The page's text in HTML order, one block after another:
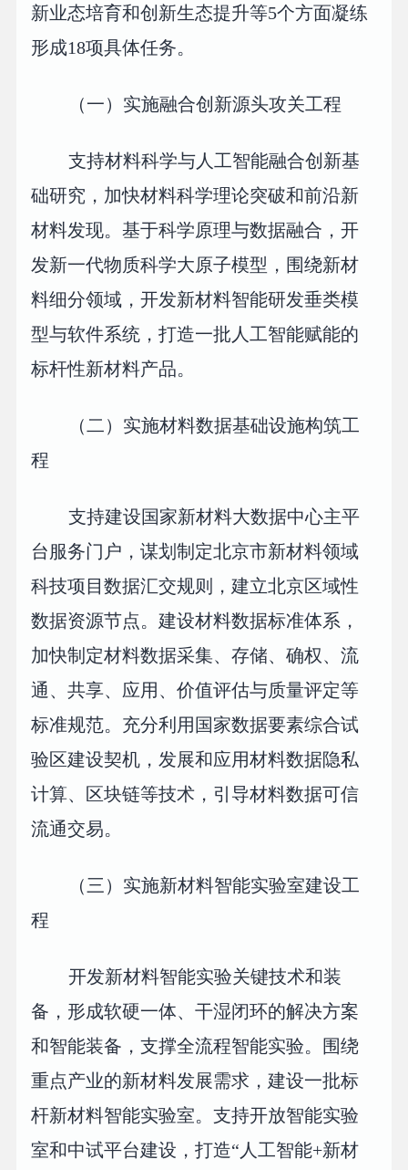
新业态培育和创新生态提升等5个方面凝练
形成18项具体任务。
（一）实施融合创新源头攻关工程
支持材料科学与人工智能融合创新基
础研究，加快材料科学理论突破和前沿新
材料发现。基于科学原理与数据融合，开
发新一代物质科学大原子模型，围绕新材
料细分领域，开发新材料智能研发垂类模
型与软件系统，打造一批人工智能赋能的
标杆性新材料产品。
（二）实施材料数据基础设施构筑工
程
支持建设国家新材料大数据中心主平
台服务门户，谋划制定北京市新材料领域
科技项目数据汇交规则，建立北京区域性
数据资源节点。建设材料数据标准体系，
加快制定材料数据采集、存储、确权、流
通、共享、应用、价值评估与质量评定等
标准规范。充分利用国家数据要素综合试
验区建设契机，发展和应用材料数据隐私
计算、区块链等技术，引导材料数据可信
流通交易。
（三）实施新材料智能实验室建设工
程
开发新材料智能实验关键技术和装
备，形成软硬一体、干湿闭环的解决方案
和智能装备，支撑全流程智能实验。围绕
重点产业的新材料发展需求，建设一批标
杆新材料智能实验室。支持开放智能实验
室和中试平台建设，打造“人工智能+新材